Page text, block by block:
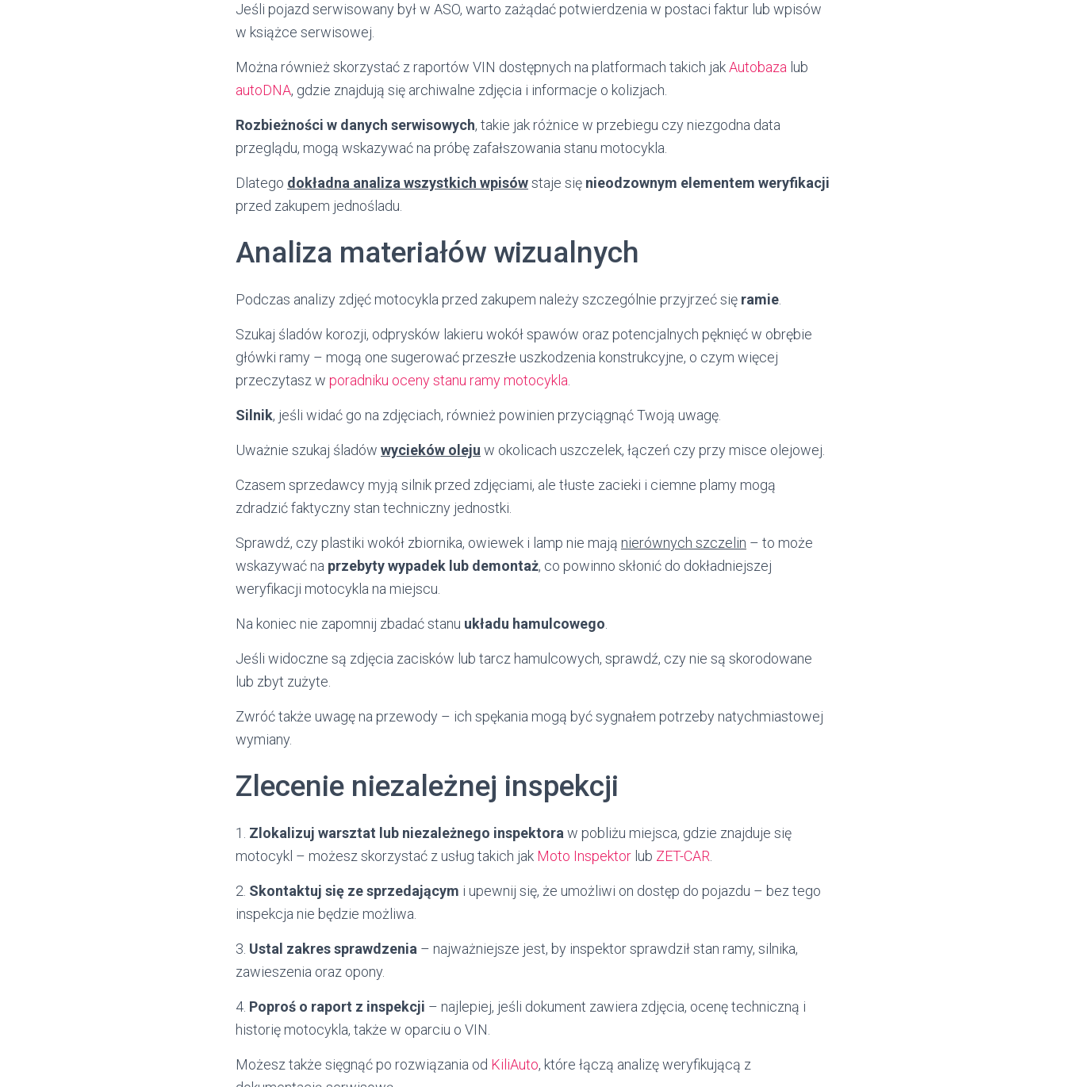
Jeśli pojazd serwisowany był w ASO, warto zażądać potwierdzenia w postaci faktur lub wpisów
w książce serwisowej.
Można również skorzystać z raportów VIN dostępnych na platformach takich jakAutobaza lub
autoDNA, gdzie znajdują się archiwalne zdjęcia i informacje o kolizjach.
Rozbieżności w danych serwisowych, takie jak różnice w przebiegu czy niezgodna data
przeglądu, mogą wskazywać na próbę zafałszowania stanu motocykla.
Dlatego dokładna analiza wszystkich wpisówstaje się nieodzownym elementem weryfikacji
przed zakupem jednośladu.
Analiza materiałów wizualnych
Podczas analizy zdjęć motocykla przed zakupem należy szczególnie przyjrzeć się ramie
Szukaj śladów korozji, odprysków lakieru wokół spawów oraz potencjalnych pęknięć w obrębie
główki ramy – mogą one sugerować przeszłe uszkodzenia konstrukcyjne, o czym więcej
przeczytasz w poradniku oceny stanu ramy motocykla
Silnik, jeśli widać go na zdjęciach, również powinien przyciągnąć Twoją uwagę.
Uważnie szukaj śladów wycieków oleju w okolicach uszczelek, łączeń czy przy misce olejowej.
Czasem sprzedawcy myją silnik przed zdjęciami, ale tłuste zacieki i ciemne plamy mogą
zdradzić faktyczny stan techniczny jednostki.
Sprawdź, czy plastiki wokół zbiornika, owiewek i lamp nie mają nierównych szczelin – to może
wskazywać na przebyty wypadek lub demontaż, co powinno skłonić do dokładniejszej
weryfikacji motocykla na miejscu.
Na koniec nie zapomnij zbadać stanu układu hamulcowego
Jeśli widoczne są zdjęcia zacisków lub tarcz hamulcowych, sprawdź, czy nie są skorodowane
lub zbyt zużyte.
Zwróć także uwagę na przewody – ich spękania mogą być sygnałem potrzeby natychmiastowej
wymiany.
Zlecenie niezależnej inspekcji
1. Zlokalizuj warsztat lub niezależnego inspektora w pobliżu miejsca, gdzie znajduje się
motocykl – możesz skorzystać z usług takich jak Moto Inspektor lub ZET-CAR
2. Skontaktuj się ze sprzedającym i upewnij się, że umożliwi on dostęp do pojazdu – bez tego
inspekcja nie będzie możliwa.
3. Ustal zakres sprawdzenia – najważniejsze jest, by inspektor sprawdził stan ramy, silnika,
zawieszenia oraz opony.
4. Poproś o raport z inspekcji – najlepiej, jeśli dokument zawiera zdjęcia, ocenę techniczną i
historię motocykla, także w oparciu o VIN.
Możesz także sięgnąć po rozwiązania od KiliAuto, które łączą analizę weryfikującą z